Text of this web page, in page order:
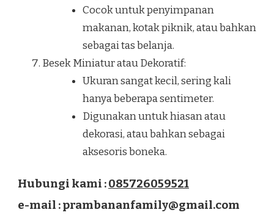
Cocok untuk penyimpanan
makanan, kotak piknik, atau bahkan
sebagai tas belanja.
Besek Miniatur atau Dekoratif:
Ukuran sangat kecil, sering kali
hanya beberapa sentimeter.
Digunakan untuk hiasan atau
dekorasi, atau bahkan sebagai
aksesoris boneka.
Hubungi kami :085726059521
e-mail : prambananfamily@gmail.com